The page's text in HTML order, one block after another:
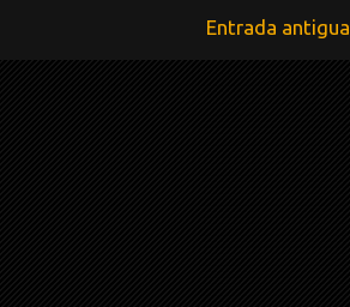
Entrada antigua